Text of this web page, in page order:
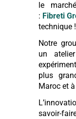
le
: Fibreti
technique !
Notre
un
plus
Maroc et
savoir-